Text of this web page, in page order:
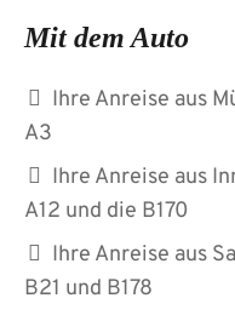
Mit dem Auto
Ihre Anreise aus
A3
Ihre Anreise aus
A12 und die B170
Ihre Anreise aus
B21 und B178